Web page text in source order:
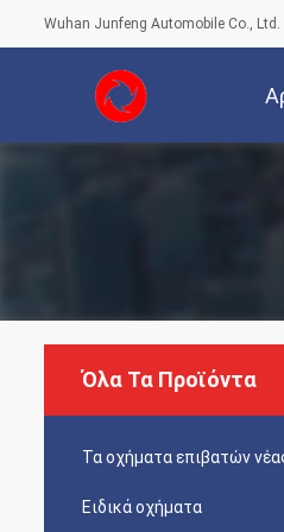
Wuhan Junfeng Automobile Co., Ltd.
Όλα Τα Προϊόντα
Τα οχήματα επιβατών
Ειδικά οχήματα